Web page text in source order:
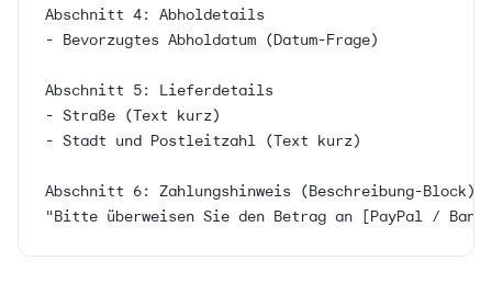
Abschnitt 4: Abholdetails
- Bevorzugtes Abholdatum (Datum-Frage)
Abschnitt 5: Lieferdetails
- Straße (Text kurz)
- Stadt und Postleitzahl (Text kurz)
Abschnitt 6: Zahlungshinweis (Beschreibung-Block)
"Bitte überweisen Sie den Betrag an [PayPal /